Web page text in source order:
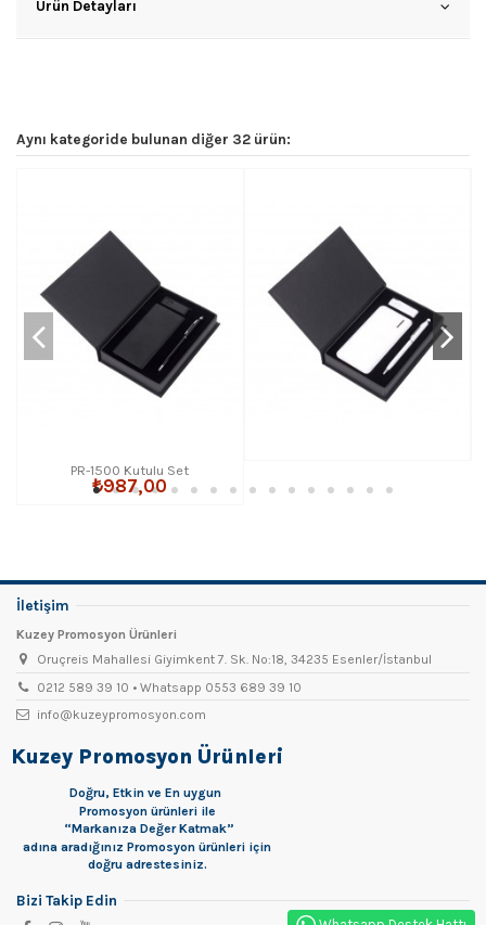
Ürün Detayları
Aynı kategoride bulunan diğer 32 ürün:
PR-1500 Kutulu Set
₺987,00
İletişim
Kuzey Promosyon Ürünleri
Oruçreis Mahallesi Giyimkent 7. Sk. No:18, 34235 Esenler/İstanbul
0212 589 39 10 • Whatsapp 0553 689 39 10
info@kuzeypromosyon.com
Kuzey Promosyon Ürünleri
Doğru, Etkin ve En uygun
Promosyon ürünleri ile
“Markanıza Değer Katmak”
adına aradığınız Promosyon ürünleri için
doğru adrestesiniz.
Bizi Takip Edin